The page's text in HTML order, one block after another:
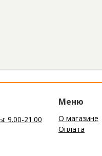
9.00-21.00
Меню
О магазине
Оплата